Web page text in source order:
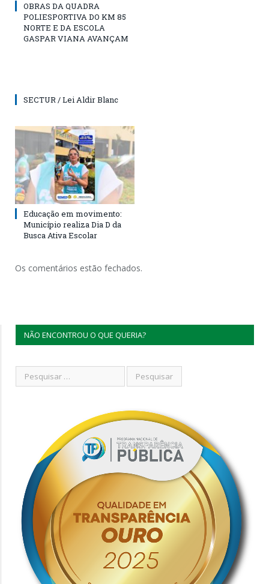
OBRAS DA QUADRA
POLIESPORTIVA DO KM 85
NORTE E DA ESCOLA
GASPAR VIANA AVANÇAM
SECTUR / Lei Aldir Blanc
Educação em movimento:
Município realiza Dia D da
Busca Ativa Escolar
Os comentários estão fechados.
NÃO ENCONTROU O QUE QUERIA?